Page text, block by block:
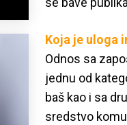
Koja je uloga
Odnos sa
jednu od
baš kao i sa
sredstvo